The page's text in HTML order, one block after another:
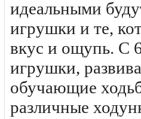
идеальными
игрушки и те,
вкус и ощупь. С
игрушки,
обучающие
различные